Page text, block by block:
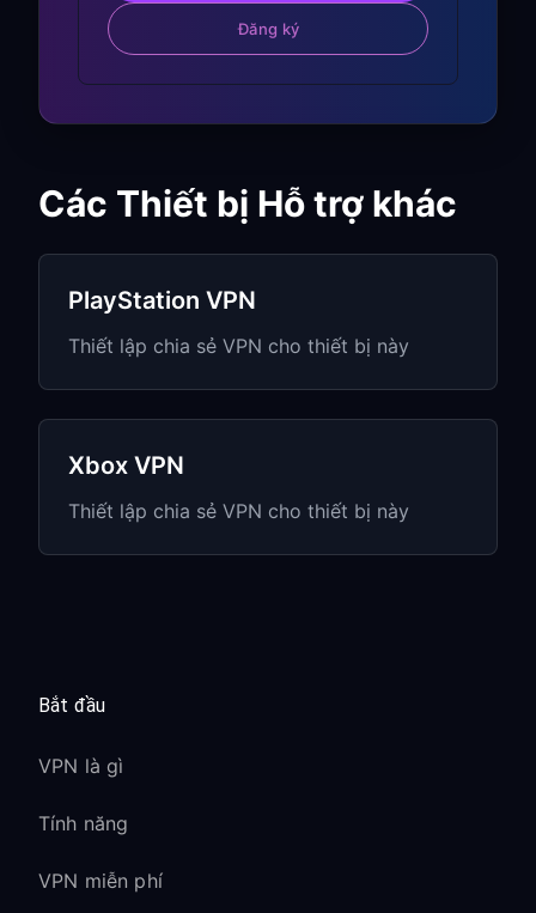
đang di chuyển
Bảo vệ khi chơi game trực
dựa trên mạng
Bảo vệ khỏi lag switch trong các game
thi đấu
Giảm nguy cơ bị tấn công có chủ đích
Bros
Giữ quyền riêng tư khi chat voice
trong các game được hỗ trợ
Truy cập nội dung
Tải xuống theme và nội dung độc
Truy cập sớm một số tựa game
Nintendo
Đăng ký
Các Thiết bị Hỗ trợ khác
PlayStation VPN
Thiết lập chia sẻ VPN cho thiết bị này
Xbox VPN
Thiết lập chia sẻ VPN cho thiết bị này
Bắt đầu
VPN là gì
Tính năng
VPN miễn phí